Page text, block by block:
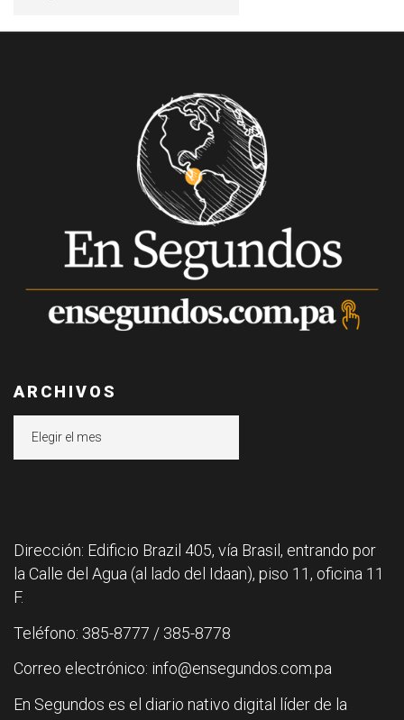
ARCHIVOS
Dirección: Edificio Brazil 405, vía Brasil, entrando por
la Calle del Agua (al lado del Idaan), piso 11, oficina 11
F.
Teléfono: 385-8777 / 385-8778
Correo electrónico: info@ensegundos.com.pa
En Segundos es el diario nativo digital líder de la